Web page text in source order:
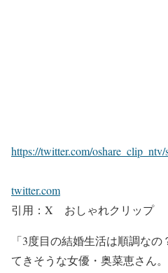
https://twitter.com/
twitter.com
引用：X おしゃれクリップ
「3度目の結婚生活は順調なの
てきそうな女優・奥菜恵さん